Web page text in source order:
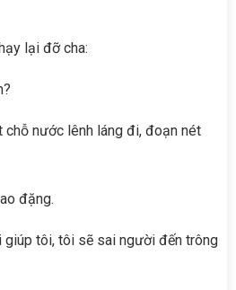
lại đỡ cha:
chỗ nước lênh láng đi, đoạn nét
đặng.
giúp tôi, tôi sẽ sai người đến trông